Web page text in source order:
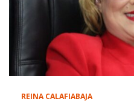
REINA CALAFIABAJA